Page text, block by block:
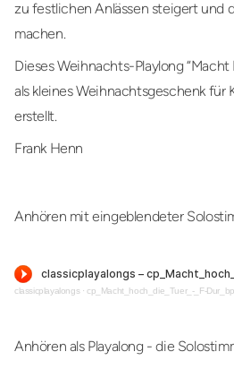
zu festlichen Anlässen steigert und
machen.
Dieses Weihnachts-Playlong
als kleines Weihnachtsgeschenk für
erstellt.
Frank Henn
Anhören mit eingeblendeter
classicplayalongs·cp_Macht_hoch_die_Tuer_-_F-
Anhören als Playalong - die